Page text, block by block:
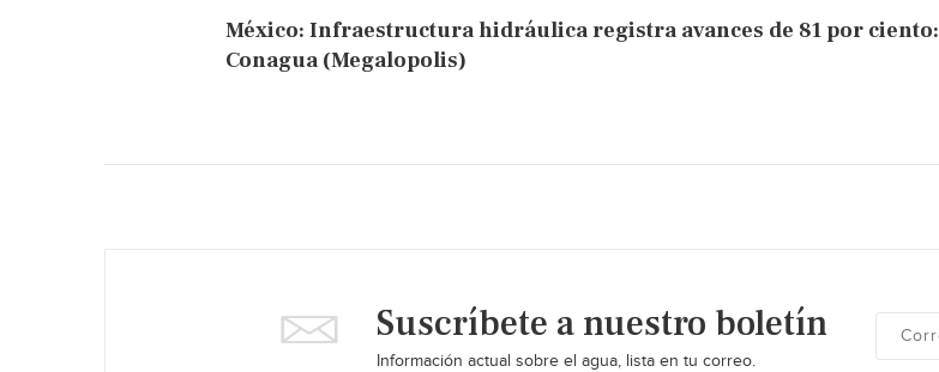
México: Infraestructura hidráulica registra avances de 81 por ciento:
Conagua (Megalopolis)
Suscríbete a nuestro boletín
Información actual sobre el agua, lista en tu correo.